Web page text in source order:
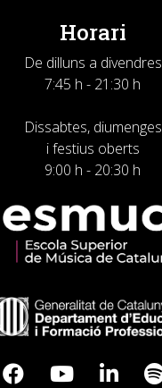
Horari
De dilluns a divendres
7:45 h - 21:30 h
Dissabtes, diumenges
i festius oberts
9:00 h - 20:30 h